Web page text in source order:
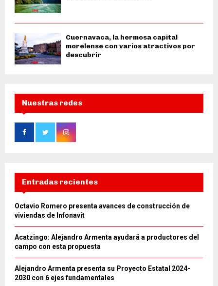
Cuernavaca, la hermosa capital
morelense con varios atractivos por
descubrir
Nuestras redes
Entradas recientes
Octavio Romero presenta avances de construcción de
viviendas de Infonavit
Acatzingo: Alejandro Armenta ayudará a productores del
campo con esta propuesta
Alejandro Armenta presenta su Proyecto Estatal 2024-
2030 con 6 ejes fundamentales